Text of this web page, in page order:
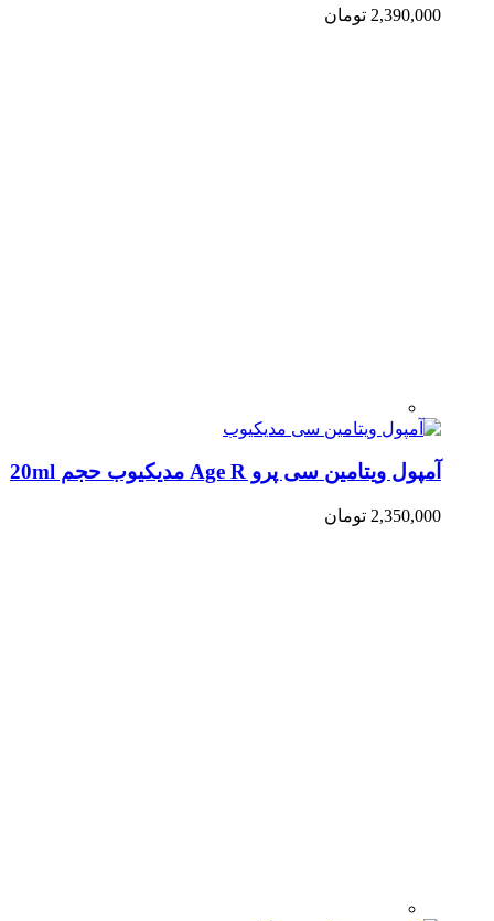
2,390,000 تومان
آمپول ویتامین سی پرو Age R مدیکیوب حجم 20ml
2,350,000 تومان